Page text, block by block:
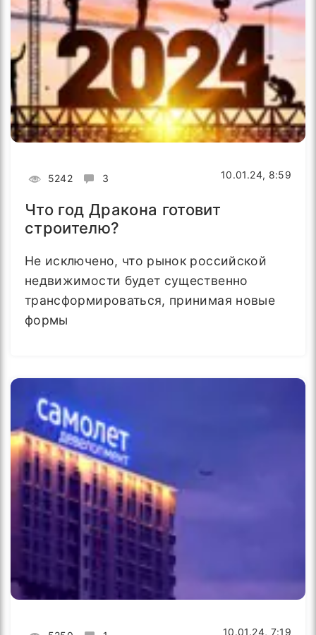
5242 3 10.01.24, 8:59
Что год Дракона готовит
строителю?
Не исключено, что рынок российской
недвижимости будет существенно
трансформироваться, принимая новые
формы
10.01.24, 7:19